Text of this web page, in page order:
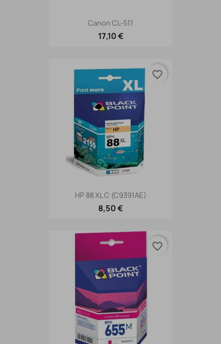
Canon CL-511
17,10 €
HP 88 XL C (C9391AE)
8,50 €
favorite_border
favorite_border